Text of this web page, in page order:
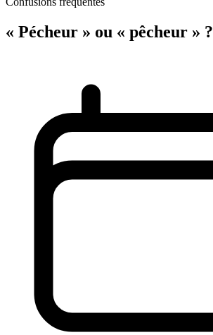
« Pécheur » ou « pêcheur » ?